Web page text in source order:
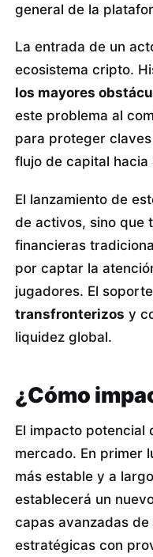
general de la
La entrada de un
ecosistema cripto.
los mayores
este problema al
para proteger
flujo de capital
El lanzamiento de
de activos, sino que
financieras
por captar la
jugadores. El
transfronterizos y
liquidez global.
¿Cómo
El impacto potencial
mercado. En primer
más estable y a
establecerá un
capas avanzadas
estratégicas con